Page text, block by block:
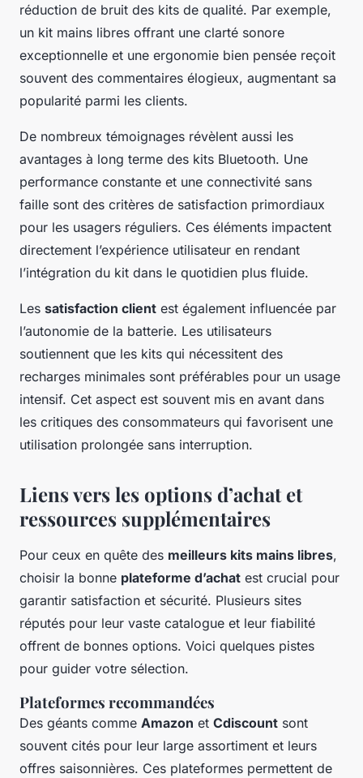
réduction de bruit des kits de qualité. Par exemple,
un kit mains libres offrant une clarté sonore
exceptionnelle et une ergonomie bien pensée reçoit
souvent des commentaires élogieux, augmentant sa
popularité parmi les clients.
De nombreux témoignages révèlent aussi les
avantages à long terme des kits Bluetooth. Une
performance constante et une connectivité sans
faille sont des critères de satisfaction primordiaux
pour les usagers réguliers. Ces éléments impactent
directement l’expérience utilisateur en rendant
l’intégration du kit dans le quotidien plus fluide.
Les satisfaction client est également influencée par
l’autonomie de la batterie. Les utilisateurs
soutiennent que les kits qui nécessitent des
recharges minimales sont préférables pour un usage
intensif. Cet aspect est souvent mis en avant dans
les critiques des consommateurs qui favorisent une
utilisation prolongée sans interruption.
Liens vers les options d’achat et
ressources supplémentaires
Pour ceux en quête des meilleurs kits mains libres,
choisir la bonne plateforme d’achat est crucial pour
garantir satisfaction et sécurité. Plusieurs sites
réputés pour leur vaste catalogue et leur fiabilité
offrent de bonnes options. Voici quelques pistes
pour guider votre sélection.
Plateformes recommandées
Des géants comme Amazon et Cdiscount sont
souvent cités pour leur large assortiment et leurs
offres saisonnières. Ces plateformes permettent de